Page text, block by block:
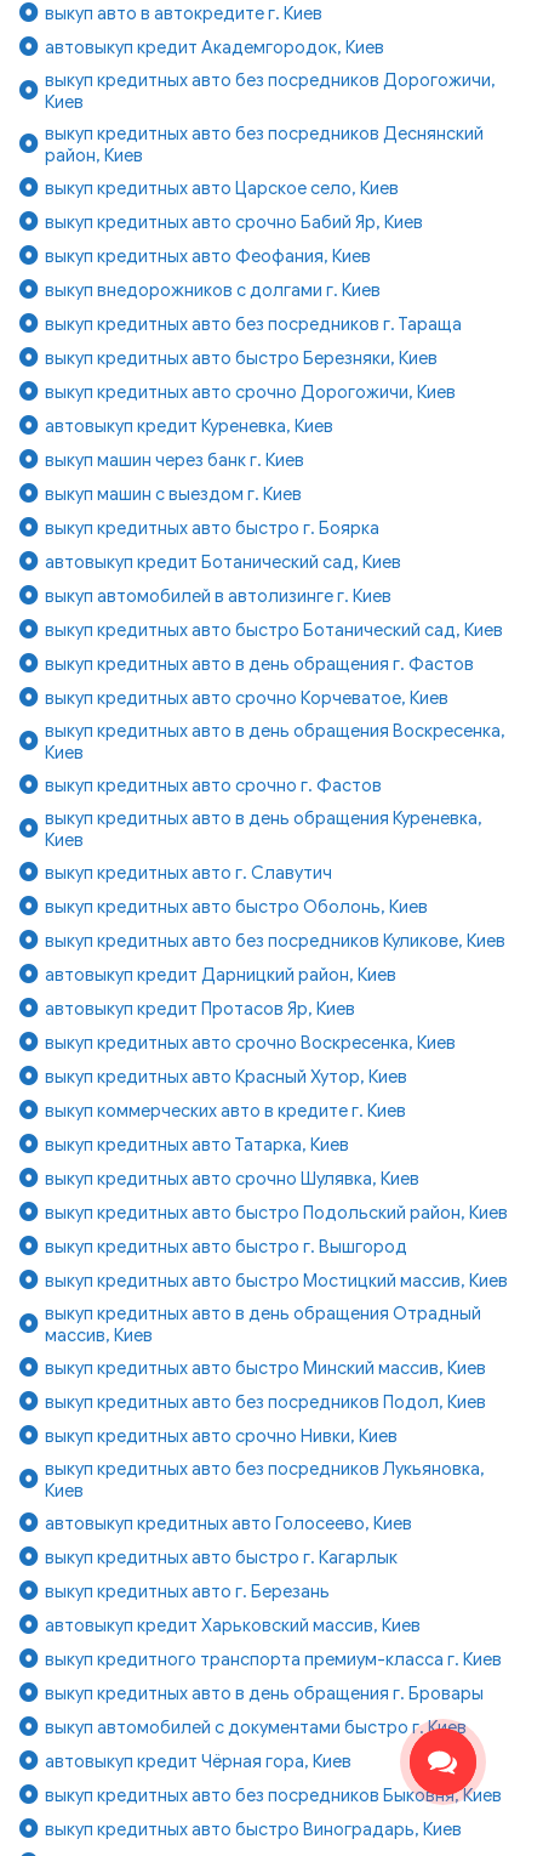
выкуп авто в автокредите г. Киев
автовыкуп кредит Академгородок, Киев
выкуп кредитных авто без посредников Дорогожичи,
Киев
выкуп кредитных авто без посредников Деснянский
район, Киев
выкуп кредитных авто Царское село, Киев
выкуп кредитных авто срочно Бабий Яр, Киев
выкуп кредитных авто Феофания, Киев
выкуп внедорожников с долгами г. Киев
выкуп кредитных авто без посредников г. Тараща
выкуп кредитных авто быстро Березняки, Киев
выкуп кредитных авто срочно Дорогожичи, Киев
автовыкуп кредит Куреневка, Киев
выкуп машин через банк г. Киев
выкуп машин с выездом г. Киев
выкуп кредитных авто быстро г. Боярка
автовыкуп кредит Ботанический сад, Киев
выкуп автомобилей в автолизинге г. Киев
выкуп кредитных авто быстро Ботанический сад, Киев
выкуп кредитных авто в день обращения г. Фастов
выкуп кредитных авто срочно Корчеватое, Киев
выкуп кредитных авто в день обращения Воскресенка,
Киев
выкуп кредитных авто срочно г. Фастов
выкуп кредитных авто в день обращения Куреневка,
Киев
выкуп кредитных авто г. Славутич
выкуп кредитных авто быстро Оболонь, Киев
выкуп кредитных авто без посредников Куликове, Киев
автовыкуп кредит Дарницкий район, Киев
автовыкуп кредит Протасов Яр, Киев
выкуп кредитных авто срочно Воскресенка, Киев
выкуп кредитных авто Красный Хутор, Киев
выкуп коммерческих авто в кредите г. Киев
выкуп кредитных авто Татарка, Киев
выкуп кредитных авто срочно Шулявка, Киев
выкуп кредитных авто быстро Подольский район, Киев
выкуп кредитных авто быстро г. Вышгород
выкуп кредитных авто быстро Мостицкий массив, Киев
выкуп кредитных авто в день обращения Отрадный
массив, Киев
выкуп кредитных авто быстро Минский массив, Киев
выкуп кредитных авто без посредников Подол, Киев
выкуп кредитных авто срочно Нивки, Киев
выкуп кредитных авто без посредников Лукьяновка,
Киев
автовыкуп кредитных авто Голосеево, Киев
выкуп кредитных авто быстро г. Кагарлык
выкуп кредитных авто г. Березань
автовыкуп кредит Харьковский массив, Киев
выкуп кредитного транспорта премиум-класса г. Киев
выкуп кредитных авто в день обращения г. Бровары
выкуп автомобилей с документами быстро г. Киев
автовыкуп кредит Чёрная гора, Киев
выкуп кредитных авто без посредников Быковня, Киев
выкуп кредитных авто быстро Виноградарь, Киев